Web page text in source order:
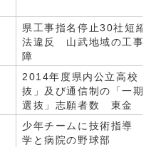
県工事指名停止30社短
法違反 山武地域の工事
障
2014年度県内公立高校
抜」及び通信制の「一期
選抜」志願者数 東金
少年チームに技術指導
学と病院の野球部